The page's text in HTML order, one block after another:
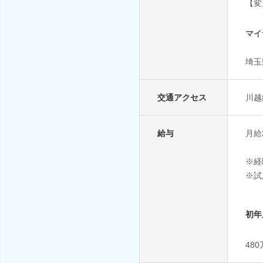
【
マ
埼
交通アクセス 川
給与 月
※経
※試
初
480